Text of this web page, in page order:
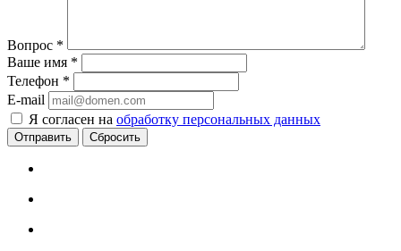
Вопрос *
Ваше имя *
Телефон *
E-mail
Я согласен на обработку персональных данных
Сбросить